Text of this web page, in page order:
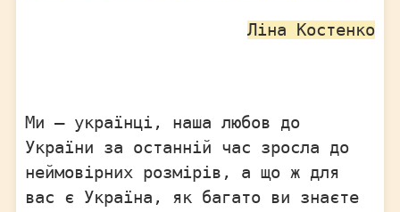
Ліна Костенко
Ми – українці, наша любов до
України за останній час зросла до
неймовірних розмірів, а що ж для
вас є Україна, як багато ви знаєте